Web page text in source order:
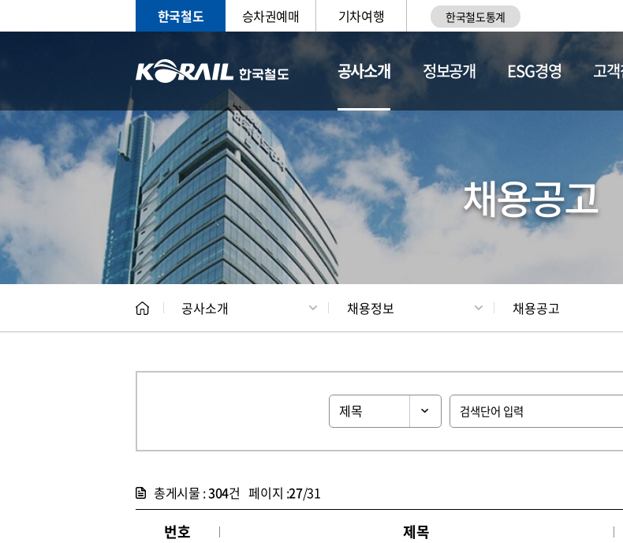
한국철도 승차권예매 기차여행 한국철도통계
공사소개
CEO 일반현황
정보공개 ESG경영 고
채용공고
공사소개 채용정보 채용공고
총게시물 :304건 페이지 :27/31
번호 제목